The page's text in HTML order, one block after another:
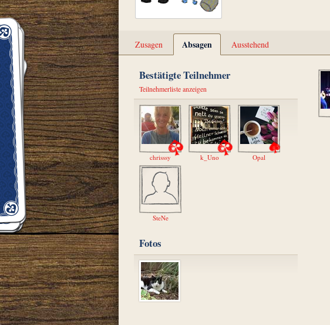
Zusagen Absagen Ausstehend
Bestätigte Teilnehmer
Teilnehmerliste anzeigen
chrisssy k_Uno Opal
SteNe
Fotos